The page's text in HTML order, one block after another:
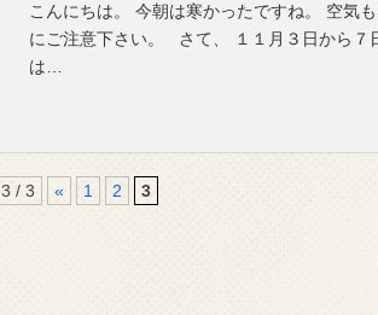
こんにちは。 今朝は寒かったですね。 空気
にご注意下さい。 さて、 １１月３日から７
は…
3 / 3 « 1 2 3